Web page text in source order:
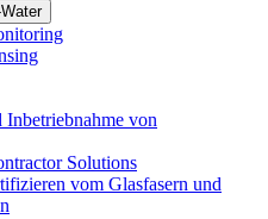
Inbetriebnahme von
Solutions
vom Glasfasern und